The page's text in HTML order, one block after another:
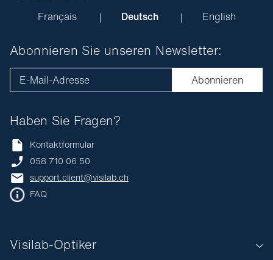
Français Deutsch English
Visilab-Optiker
Haben Sie Fragen?
Kontaktformular
058 710 06 50
support.client@visilab.ch
FAQ
Abonnieren Sie unseren Newsletter:
E-Mail-Adresse Abonnieren